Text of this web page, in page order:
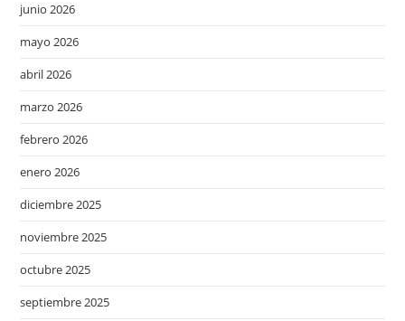
junio 2026
mayo 2026
abril 2026
marzo 2026
febrero 2026
enero 2026
diciembre 2025
noviembre 2025
octubre 2025
septiembre 2025